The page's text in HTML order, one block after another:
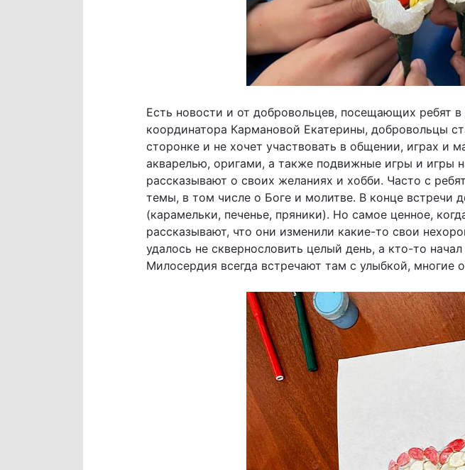
Есть новости и от добровольцев, посещающих ребят
координатора Кармановой Екатерины, добровольцы
сторонке и не хочет участвовать в общении, играх и
акварелью, оригами, а также подвижные игры и игры
рассказывают о своих желаниях и хобби. Часто с
темы, в том числе о Боге и молитве. В конце встречи
(карамельки, печенье, пряники). Но самое ценное,
рассказывают, что они изменили какие-то свои
удалось не сквернословить целый день, а кто-то
Милосердия всегда встречают там с улыбкой,